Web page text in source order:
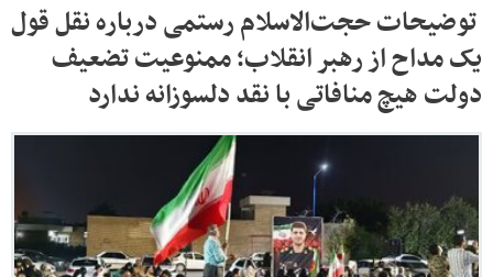
توضیحات حجت‌الاسلام رستمی درباره نقل قول
یک مداح از رهبر انقلاب؛ ممنوعیت تضعیف
دولت هیچ منافاتی با نقد دلسوزانه ندارد